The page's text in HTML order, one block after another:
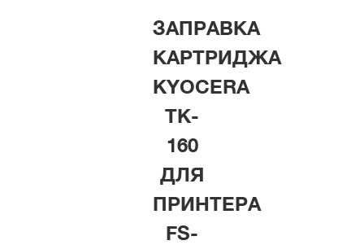
ЗАПРАВКА
КАРТРИДЖА
KYOCERA
TK-
160
ДЛЯ
ПРИНТЕРА
FS-